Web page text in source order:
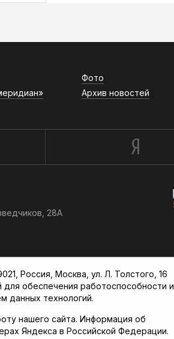
Фото
Архив новостей
28А
Россия, Москва, ул. Л. Толстого, 16
обеспечения работоспособности и
данных технологий.
нашего сайта. Информация об
Яндекса в Российской Федерации.